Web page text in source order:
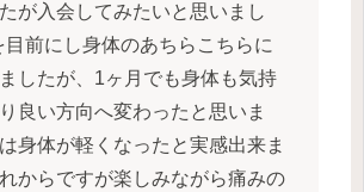
が入会してみたいと思いまし
目前にし身体のあちらこちらに
したが、1ヶ月でも身体も気持
良い方向へ変わったと思いま
身体が軽くなったと実感出来ま
からですが楽しみながら痛みの